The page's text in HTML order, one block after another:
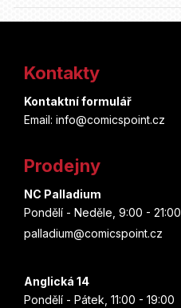
Kontakty
Kontaktní formulář
Email: info@comicspoint.cz
Prodejny
NC Palladium
Pondělí - Neděle, 9:00 - 21:00
palladium@comicspoint.cz
Anglická 14
Pondělí - Pátek, 11:00 - 19:00